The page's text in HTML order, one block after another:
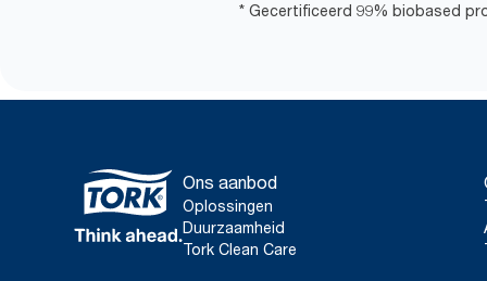
* Gecertificeerd 99% biobased
Ons aanbod
Oplossingen
Duurzaamheid
Tork Clean Care